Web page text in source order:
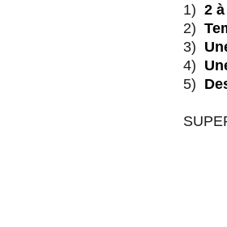
1) 2
2)
3)
4)
5)